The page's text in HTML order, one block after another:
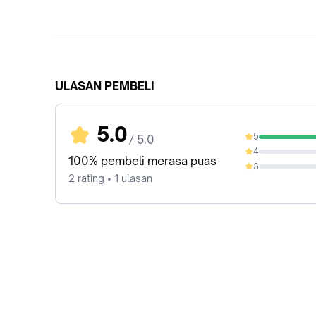
ULASAN PEMBELI
5.0 / 5.0
100% pembeli merasa puas
2 rating • 1 ulasan
5
100%
4
0%
3
0%